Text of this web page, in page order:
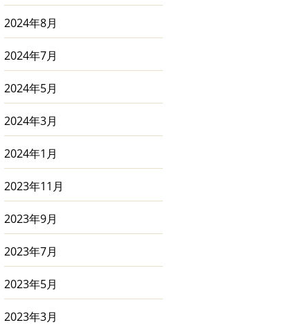
2024年8月
2024年7月
2024年5月
2024年3月
2024年1月
2023年11月
2023年9月
2023年7月
2023年5月
2023年3月